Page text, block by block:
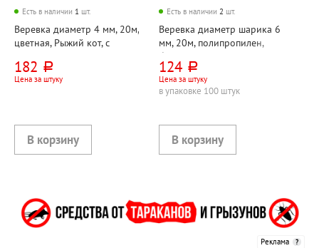
Есть в наличии 1 шт.
Веревка диаметр 4 мм, 20м,
цветная, Рыжий кот, с
высокопрочная
182 руб.
Цена за штуку
Есть в наличии 2 шт.
Веревка диаметр шарика 6
мм, 20м, полипропилен,
белая
124 руб.
Цена за штуку
в упаковке 100 штук
Реклама